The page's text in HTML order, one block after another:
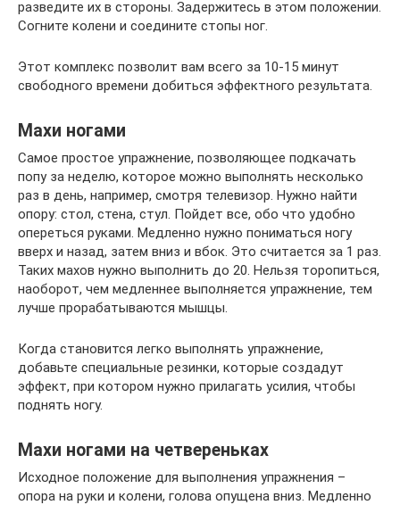
разведите их в стороны. Задержитесь в этом положении.
Согните колени и соедините стопы ног.
Этот комплекс позволит вам всего за 10-15 минут
свободного времени добиться эффектного результата.
Махи ногами
Самое простое упражнение, позволяющее подкачать
попу за неделю, которое можно выполнять несколько
раз в день, например, смотря телевизор. Нужно найти
опору: стол, стена, стул. Пойдет все, обо что удобно
опереться руками. Медленно нужно пониматься ногу
вверх и назад, затем вниз и вбок. Это считается за 1 раз.
Таких махов нужно выполнить до 20. Нельзя торопиться,
наоборот, чем медленнее выполняется упражнение, тем
лучше прорабатываются мышцы.
Когда становится легко выполнять упражнение,
добавьте специальные резинки, которые создадут
эффект, при котором нужно прилагать усилия, чтобы
поднять ногу.
Махи ногами на четвереньках
Исходное положение для выполнения упражнения –
опора на руки и колени, голова опущена вниз. Медленно